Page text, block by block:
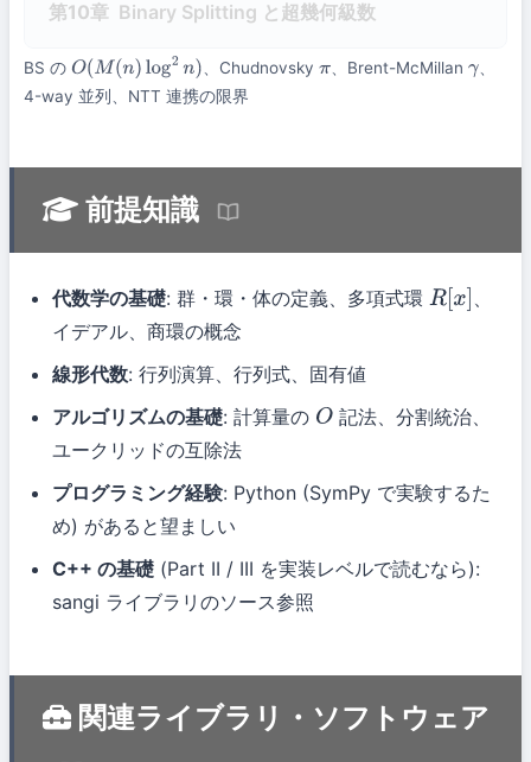
第10章 Binary Splitting と超幾何級数
BS の O(M(n)log2n) 、Chudnovskyπ、Brent-McMillan γ、
4-way 並列、NTT 連携の限界
前提知識
代数学の基礎: 群・環・体の定義、多項式環 R[ x]
イデアル、商環の概念
線形代数: 行列演算、行列式、固有値
アルゴリズムの基礎: 計算量の O 記法、分割統治、
ユークリッドの互除法
プログラミング経験: Python (SymPy で実験するた
め) があると望ましい
C++ の基礎 (Part II / III を実装レベルで読むなら):
sangi ライブラリのソース参照
関連ライブラリ・ソフトウェア